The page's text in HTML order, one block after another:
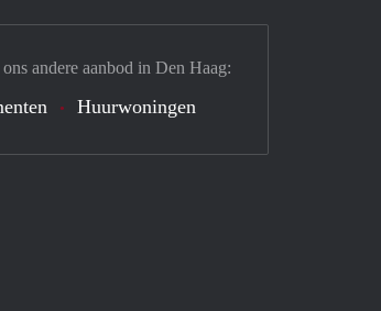
andere aanbod in Den Haag:
Huurwoningen